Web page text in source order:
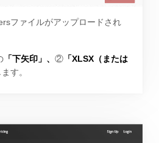
ファイルがアップロードされ
「下矢印」、 ②「XLSX（または
す。